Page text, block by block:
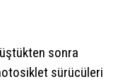
sonra
sürücüleri